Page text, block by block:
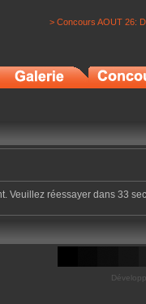
> Concours AOUT 26:
Veuillez réessayer dans 33